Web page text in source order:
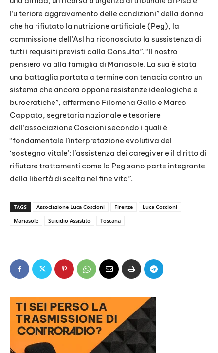
l’ulteriore aggravamento delle condizioni” della donna
che ha rifiutato la nutrizione artificiale (Peg), la
commissione dell’Asl ha riconosciuto la sussistenza di
tutti i requisiti previsti dalla Consulta”. “Il nostro
pensiero va alla famiglia di Mariasole. La sua è stata
una battaglia portata a termine con tenacia contro un
sistema che ancora oppone resistenze ideologiche e
burocratiche”, affermano Filomena Gallo e Marco
Cappato, segretaria nazionale e tesoriere
dell’associazione Coscioni secondo i quali è
“fondamentale l’interpretazione evolutiva del
‘sostegno vitale’: l’assistenza dei caregiver e il diritto di
rifiutare trattamenti come la Peg sono parte integrante
della libertà di scelta nel fine vita”.
TAGS Associazione Luca Coscioni Firenze
Luca Coscioni
Mariasole
Suicidio Assistito Toscana